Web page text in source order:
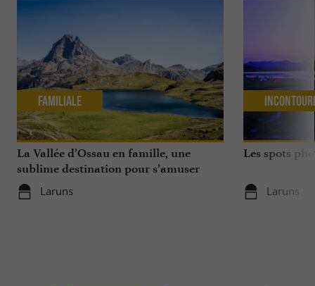
La Vallée d’Ossau en famille, une
sublime destination pour s’amuser
avec ses enfants toute l'année
Laruns
Familiale
Les spots
Laruns